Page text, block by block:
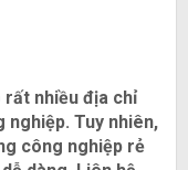
nhiều địa chỉ
nghiệp. Tuy nhiên,
công nghiệp rẻ